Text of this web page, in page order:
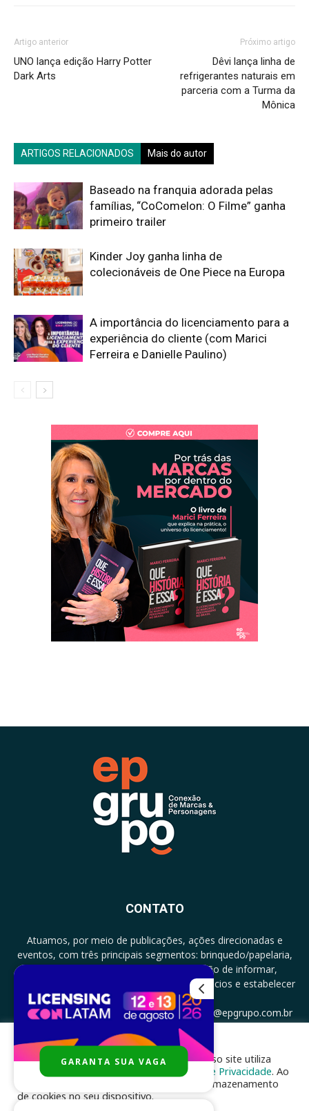
Artigo anterior
UNO lança edição Harry Potter
Dark Arts
Próximo artigo
Dêvi lança linha de
refrigerantes naturais em
parceria com a Turma da
Mônica
ARTIGOS RELACIONADOS Mais do autor
Baseado na franquia adorada pelas
famílias, “CoComelon: O Filme” ganha
primeiro trailer
Kinder Joy ganha linha de
colecionáveis de One Piece na Europa
A importância do licenciamento para a
experiência do cliente (com Marici
Ferreira e Danielle Paulino)
CONTATO
Atuamos, por meio de publicações, ações direcionadas e
eventos, com três principais segmentos: brinquedo/papelaria,
licenciamento e zero a três com a missão de informar,
documentar, proporcionar encontro de negócios e estabelecer
parcerias.
CONTATO: +5511994513097 - atendimento@epgrupo.com.br
SIGA-NOS
Para melhor experiência e navegação, nosso site utiliza
cookies, de acordo com a nossa
Política de Privacidade. Ao
clicar em “aceito”, você concorda com o armazenamento
de cookies no seu dispositivo.
GARANTA SUA VAGA